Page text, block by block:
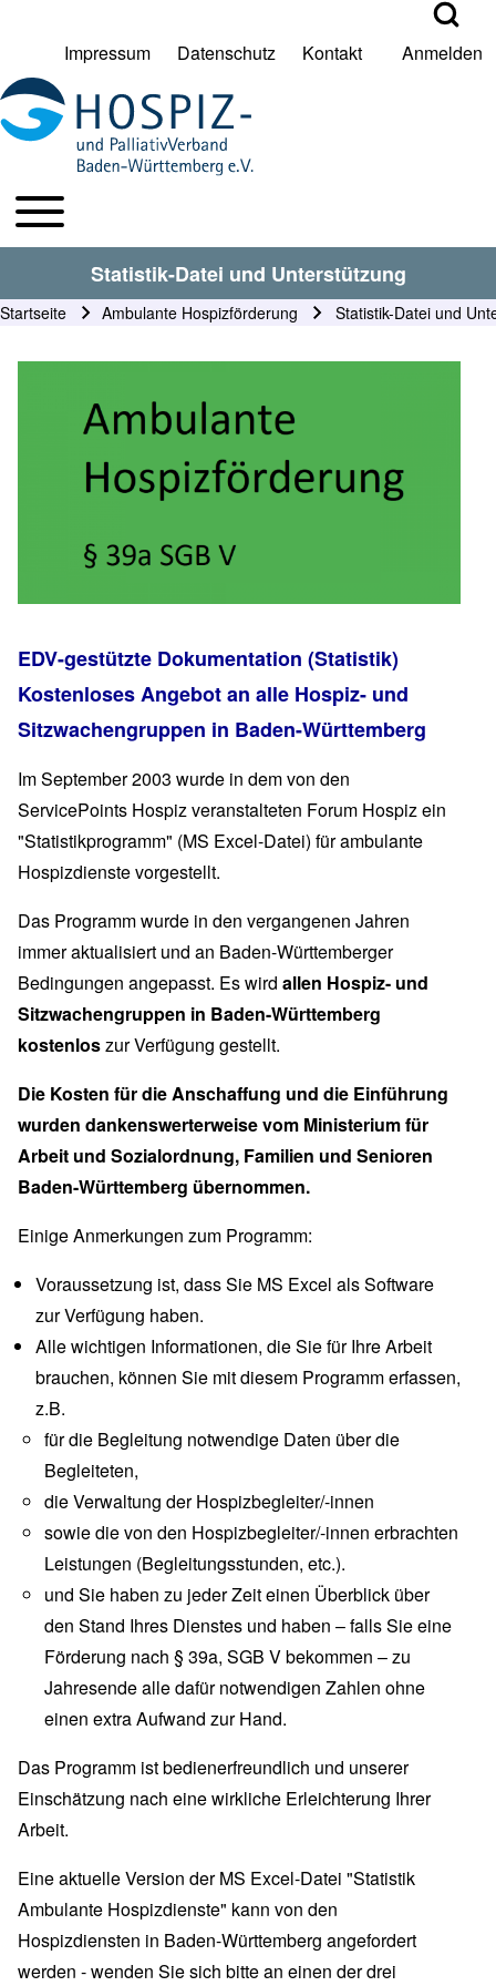
Suche Schließen
Suche
User account menu
Impressum Datenschutz Kontakt Anmelden
HPV BW Hauptmenu
Toggle main menu
Statistik-Datei und Unterstützung
Startseite Ambulante Hospizförderung Statistik-Datei und
EDV-gestützte Dokumentation (Statistik)
Kostenloses Angebot an alle Hospiz- und
Sitzwachengruppen in Baden-Württemberg
Im September 2003 wurde in dem von den
ServicePoints Hospiz veranstalteten Forum Hospiz ein
"Statistikprogramm" (MS Excel-Datei) für ambulante
Hospizdienste vorgestellt.
Das Programm wurde in den vergangenen Jahren
immer aktualisiert und an Baden-Württemberger
Bedingungen angepasst. Es wird allen Hospiz- und
Sitzwachengruppen in Baden-Württemberg
kostenloszur Verfügung gestellt.
Die Kosten für die Anschaffung und die Einführung
wurden dankenswerterweise vom Ministerium für
Arbeit und Sozialordnung, Familien und Senioren
Baden-Württemberg übernommen.
Einige Anmerkungen zum Programm:
Voraussetzung ist, dass Sie MS Excel als Software
zur Verfügung haben.
Alle wichtigen Informationen, die Sie für Ihre Arbeit
brauchen, können Sie mit diesem Programm erfassen,
z.B.
für die Begleitung notwendige Daten über die
Begleiteten,
die Verwaltung der Hospizbegleiter/-innen
sowie die von den Hospizbegleiter/-innen erbrachten
Leistungen (Begleitungsstunden, etc.).
und Sie haben zu jeder Zeit einen Überblick über
den Stand Ihres Dienstes und haben – falls Sie eine
Förderung nach § 39a, SGB V bekommen – zu
Jahresende alle dafür notwendigen Zahlen ohne
einen extra Aufwand zur Hand.
Das Programm ist bedienerfreundlich und unserer
Einschätzung nach eine wirkliche Erleichterung Ihrer
Arbeit.
Eine aktuelle Version der MS Excel-Datei "Statistik
Ambulante Hospizdienste" kann von den
Hospizdiensten in Baden-Württemberg angefordert
werden - wenden Sie sich bitte an einen der drei